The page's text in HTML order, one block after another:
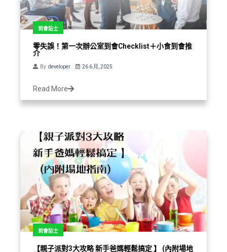
到會貼士
零失誤！第一次辦公室到會Checklist＋小食到會推
介
By developer 26 6 月, 2025
Read More
到會貼士
【親子派對3大攻略 新手爸媽輕鬆搞定 】 (內附場地